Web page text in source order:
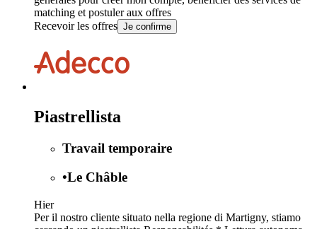
matching et postuler aux offres
Recevoir les offres Je confirme
Piastrellista
Travail temporaire
•Le Châble
Hier
Per il nostro cliente situato nella regione di Martigny, stiamo